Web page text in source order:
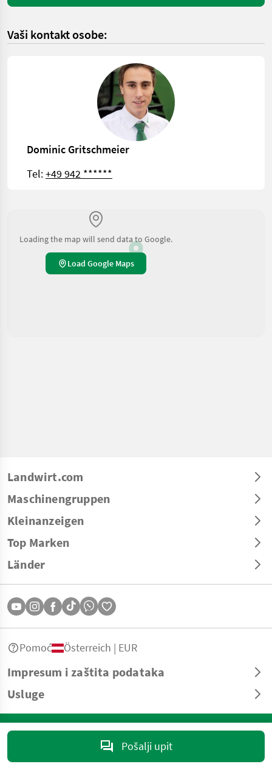
Vaši kontakt osobe:
Dominic Gritschmeier
Tel:+49 942 ******
Loading the map will send data to Google.
Load Google Maps
Pošalji upit
Landwirt.com
Maschinengruppen
Kleinanzeigen
Top Marken
Länder
Impresum i zaštita podataka
Usluge
Pomoć Österreich | EUR
© Copyright 2026 Landwirt.com GmbH Sva prava zadržana. Sve informacije
bez garancije – moguće štampane i tipografske greške.